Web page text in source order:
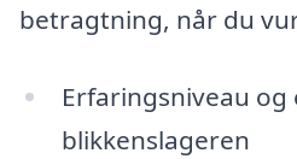
betragtning, når du
Erfaringsniveau og
blikkenslageren